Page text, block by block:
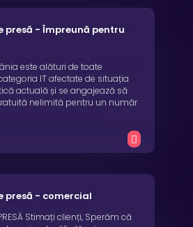
presă - Împreună pentru
este alături de toate
IT afectate de situația
actuală și se angajează să
nelimită pentru un număr
IT pe un termen
presă - comercial
Stimați clienți, Sperăm că